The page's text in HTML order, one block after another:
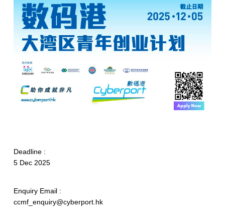
Deadline :
5 Dec 2025
Enquiry Email :
ccmf_enquiry@cyberport.hk